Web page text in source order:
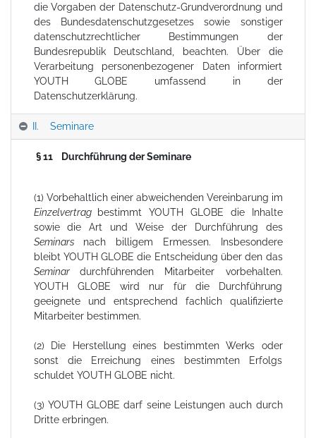
die Vorgaben der Datenschutz-Grundverordnung und
des Bundesdatenschutzgesetzes sowie sonstiger
datenschutzrechtlicher Bestimmungen der
Bundesrepublik Deutschland, beachten. Über die
Verarbeitung personenbezogener Daten informiert
YOUTH GLOBE umfassend in der
Datenschutzerklärung.
II. Seminare
§ 11 Durchführung der Seminare
(1) Vorbehaltlich einer abweichenden Vereinbarung im
Einzelvertrag
bestimmt YOUTH GLOBE die Inhalte
sowie die Art und Weise der Durchführung des
Seminars nach billigem Ermessen. Insbesondere
bleibt YOUTH GLOBE die Entscheidung über den das
Seminar durchführenden Mitarbeiter vorbehalten.
YOUTH GLOBE wird nur für die Durchführung
geeignete und entsprechend fachlich qualifizierte
Mitarbeiter bestimmen.
(2) Die Herstellung eines bestimmten Werks oder
sonst die Erreichung eines bestimmten Erfolgs
schuldet YOUTH GLOBE nicht.
(3) YOUTH GLOBE darf seine Leistungen auch durch
Dritte erbringen.